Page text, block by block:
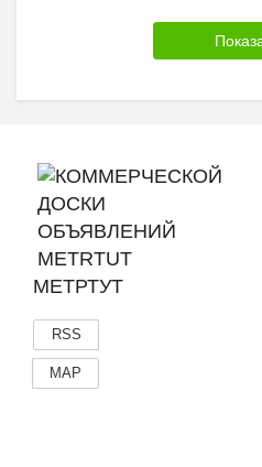
Ивановская область
Ингушетия
Иркутская область
Кабардино-Балкария
Калининградская область
Калмыкия
Калужская область
Камчатский край
МЕТРТУТ
RSS
MAP